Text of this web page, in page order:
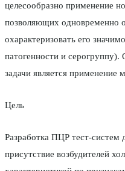
целесообразно применение
позволяющих одновременно
охарактеризовать его
патогенности и
задачи является применение
Цель
Разработка ПЦР тест-систем
присутствие возбудителей